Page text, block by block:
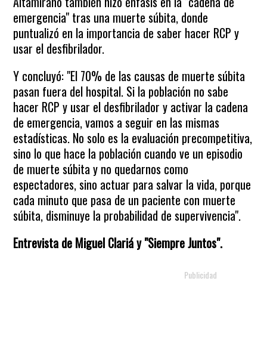
emergencia" tras una muerte súbita, donde
puntualizó en la importancia de saber hacer RCP y
usar el desfibrilador.
Y concluyó: "El 70% de las causas de muerte súbita
pasan fuera del hospital. Si la población no sabe
hacer RCP y usar el desfibrilador y activar la cadena
de emergencia, vamos a seguir en las mismas
estadísticas. No solo es la evaluación precompetitiva,
sino lo que hace la población cuando ve un episodio
de muerte súbita y no quedarnos como
espectadores, sino actuar para salvar la vida, porque
cada minuto que pasa de un paciente con muerte
súbita, disminuye la probabilidad de supervivencia".
Entrevista de Miguel Clariá y "Siempre Juntos".